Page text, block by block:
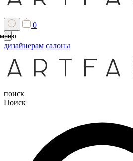
0
меню
дизайнерам салоны
поиск
Поиск